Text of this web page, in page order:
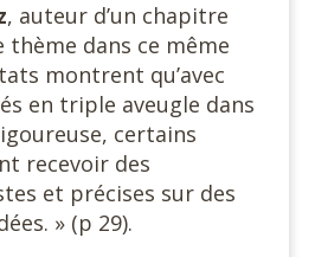
, auteur d’un chapitre
thème dans ce même
montrent qu’avec
en triple aveugle dans
certains
recevoir des
et précises sur des
» (p 29).